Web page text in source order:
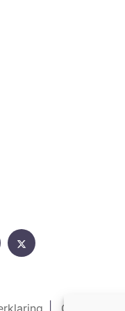
Twitter
Contacteer